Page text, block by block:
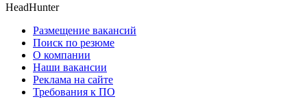
HeadHunter
Размещение вакансий
Поиск по резюме
О компании
Наши вакансии
Реклама на сайте
Требования к ПО